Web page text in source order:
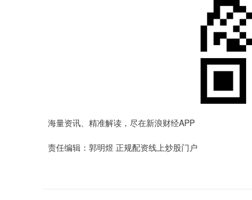
海量资讯、精准解读，尽在新浪财经APP
责任编辑：郭明煜 正规配资线上炒股门户